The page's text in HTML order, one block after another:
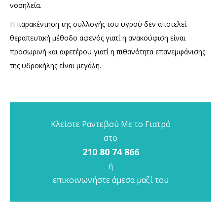
νοσηλεία.
H παρακέντηση της συλλογής του υγρού δεν αποτελεί
θεραπευτική μέθοδο αφενός γιατί η ανακούφιση είναι
προσωρινή και αφετέρου γιατί η πιθανότητα επανεμφάνισης
της υδροκήλης είναι μεγάλη.
Κλείστε Ραντεβού Με το Γιατρό
στο
210 80 74 866
ή
επικοινωνήστε άμεσα μαζί του